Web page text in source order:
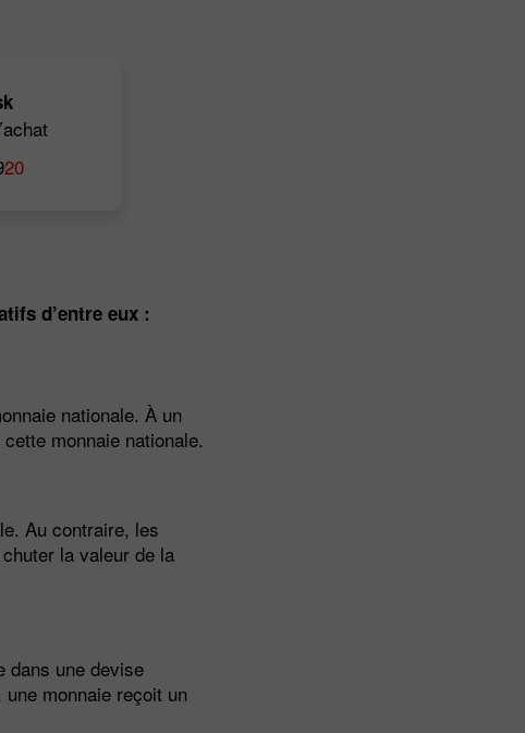
20
d’entre eux :
nationale. À un
monnaie nationale.
Au contraire, les
la valeur de la
dans une devise
monnaie reçoit un